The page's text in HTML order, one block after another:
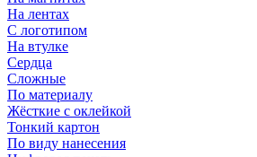
На лентах
С логотипом
На втулке
Сердца
Сложные
По материалу
Жёсткие с оклейкой
Тонкий картон
По виду нанесения